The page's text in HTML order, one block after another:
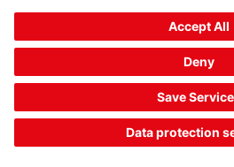
Cookie 设置
CE